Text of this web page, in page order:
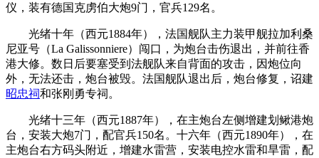
仪，装有德国克虏伯大炮9门，官兵129名。
光绪十年（西元1884年），法国舰队主力装甲舰拉加利桑
尼亚号（La Galissonniere）闯口，为炮台击伤退出，并前往香
港大修。数日后要塞受到法舰队来自背面的攻击，因炮位向
外，无法还击，炮台被毁。法国舰队退出后，炮台修复，诏建
昭忠祠和张刚勇专祠。
光绪十三年（西元1887年），在主炮台左侧增建划鳅港炮
台，安装大炮7门，配官兵150名。十六年（西元1890年），在
主炮台右方码头附近，增建水雷营，安装电控水雷和旱雷，配